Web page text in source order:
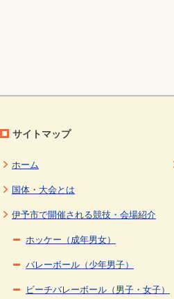
サイトマップ
ホーム
国体・大会とは
伊予市で開催される競技・会場紹介
ホッケー（成年男女）
バレーボール（少年男子）
ビーチバレーボール（男子・女子）